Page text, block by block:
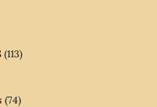
(113)
(74)